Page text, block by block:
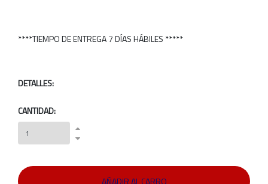
****TIEMPO DE ENTREGA 7 DÍAS HÁBILES *****
DETALLES:
CANTIDAD: